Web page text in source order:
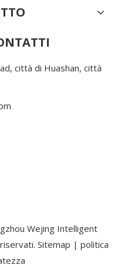
città di Huashan, città
Wejing Intelligent
Sitemap | politica